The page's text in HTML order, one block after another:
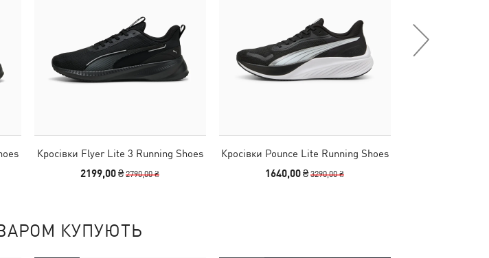
Кросівки Flyer Lite 3 Running Shoes
2199,00 ₴2790,00 ₴
Кросівки Pounce Lite Running Shoes
1640,00 ₴3290,00 ₴
КУПУЮТЬ